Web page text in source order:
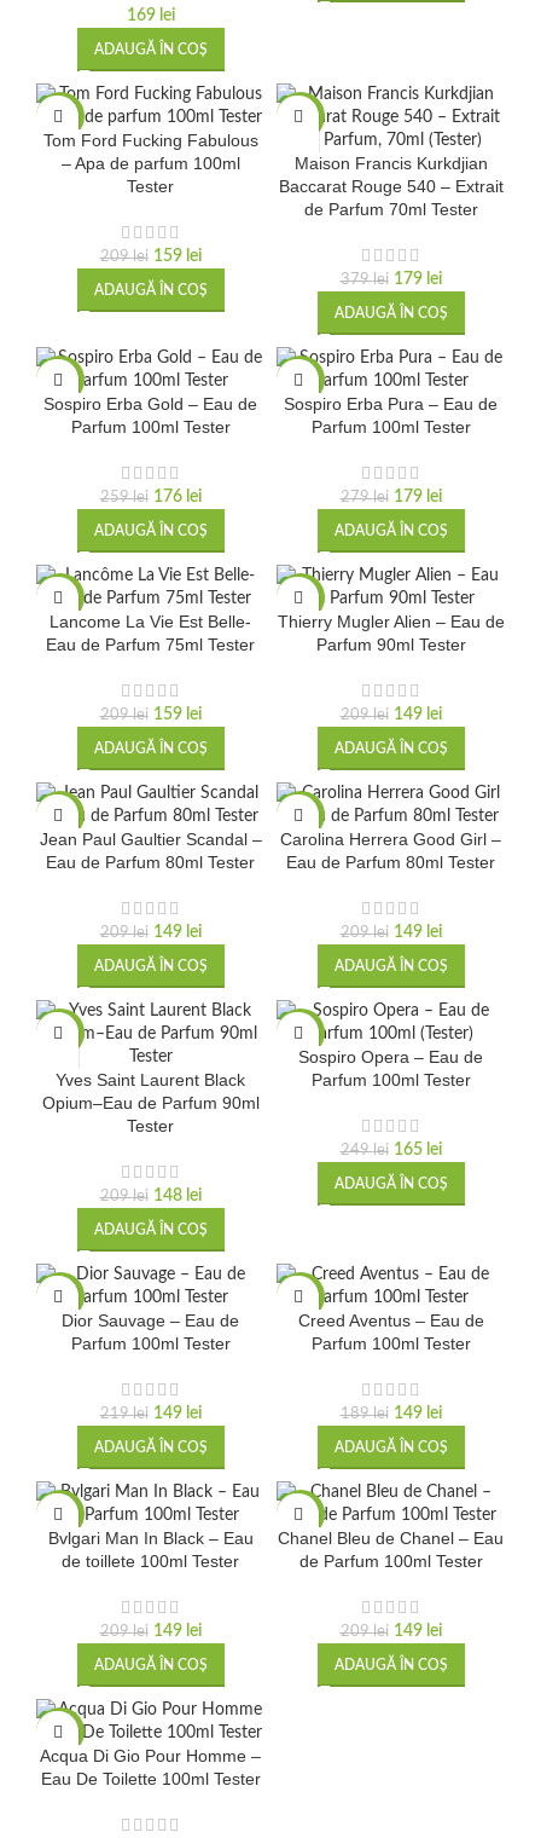
169 lei
ADAUGĂ ÎN COȘ
Tom Ford Fucking Fabulous
– Apa de parfum 100ml
Tester
209lei 159 lei
ADAUGĂ ÎN COȘ
Maison Francis Kurkdjian
Baccarat Rouge 540 – Extrait
de Parfum 70ml Tester
379lei 179 lei
ADAUGĂ ÎN COȘ
Sospiro Erba Gold – Eau de
Parfum 100ml Tester
259lei 176 lei
ADAUGĂ ÎN COȘ
Sospiro Erba Pura – Eau de
Parfum 100ml Tester
279lei 179 lei
ADAUGĂ ÎN COȘ
Lancome La Vie Est Belle-
Eau de Parfum 75ml Tester
209lei 159 lei
ADAUGĂ ÎN COȘ
Thierry Mugler Alien – Eau de
Parfum 90ml Tester
209lei 149 lei
ADAUGĂ ÎN COȘ
Jean Paul Gaultier Scandal –
Eau de Parfum 80ml Tester
209lei 149 lei
ADAUGĂ ÎN COȘ
Carolina Herrera Good Girl –
Eau de Parfum 80ml Tester
209lei 149 lei
ADAUGĂ ÎN COȘ
Yves Saint Laurent Black
Opium–Eau de Parfum 90ml
Tester
209lei 148 lei
ADAUGĂ ÎN COȘ
Sospiro Opera – Eau de
Parfum 100ml Tester
249lei 165 lei
ADAUGĂ ÎN COȘ
Dior Sauvage – Eau de
Parfum 100ml Tester
219lei 149 lei
ADAUGĂ ÎN COȘ
Creed Aventus – Eau de
Parfum 100ml Tester
189lei 149 lei
ADAUGĂ ÎN COȘ
Bvlgari Man In Black – Eau
de toillete 100ml Tester
209lei 149 lei
ADAUGĂ ÎN COȘ
Chanel Bleu de Chanel – Eau
de Parfum 100ml Tester
209lei 149 lei
ADAUGĂ ÎN COȘ
Acqua Di Gio Pour Homme –
Eau De Toilette 100ml Tester